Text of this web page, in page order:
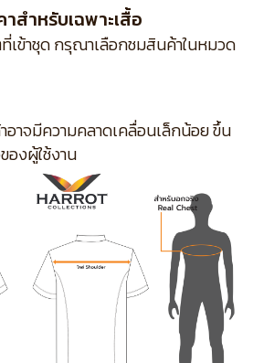
สำหรับเฉพาะเสื้อ
เข้าชุด กรุณาเลือกชมสินค้าในหมวด
าจมีความคลาดเคลื่อนเล็กน้อย ขึ้น
องผู้ใช้งาน